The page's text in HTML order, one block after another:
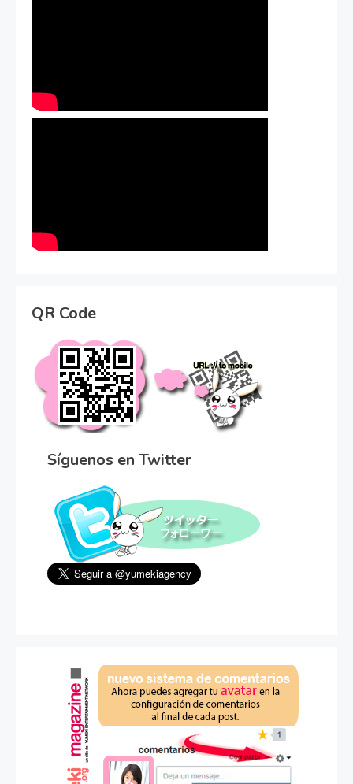
QR Code
Síguenos en Twitter